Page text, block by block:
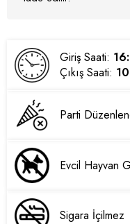
Giriş Saati:
Çıkış Saati:
Parti
Evcil Hayvan
Sigara İçilmez